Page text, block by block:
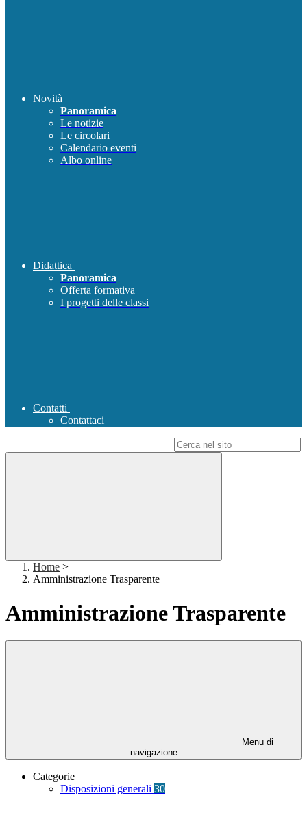
Novità
Panoramica
Le notizie
Le circolari
Calendario eventi
Albo online
Didattica
Panoramica
Offerta formativa
I progetti delle classi
Contatti
Contattaci
Home >
Amministrazione Trasparente
Amministrazione Trasparente
Menu di
navigazione
Categorie
Disposizioni generali 30